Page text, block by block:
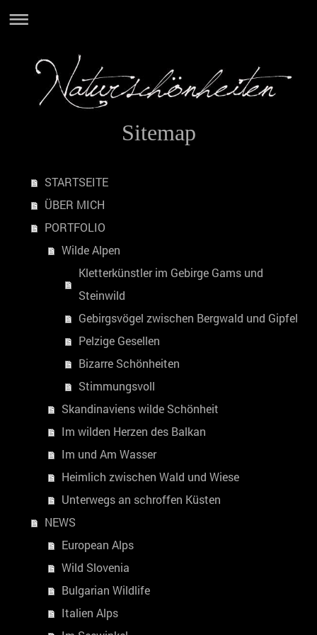
Sitemap
STARTSEITE
ÜBER MICH
PORTFOLIO
Wilde Alpen
Kletterkünstler im Gebirge Gams und
Steinwild
Gebirgsvögel zwischen Bergwald und Gipfel
Pelzige Gesellen
Bizarre Schönheiten
Stimmungsvoll
Skandinaviens wilde Schönheit
Im wilden Herzen des Balkan
Im und Am Wasser
Heimlich zwischen Wald und Wiese
Unterwegs an schroffen Küsten
NEWS
European Alps
Wild Slovenia
Bulgarian Wildlife
Italien Alps